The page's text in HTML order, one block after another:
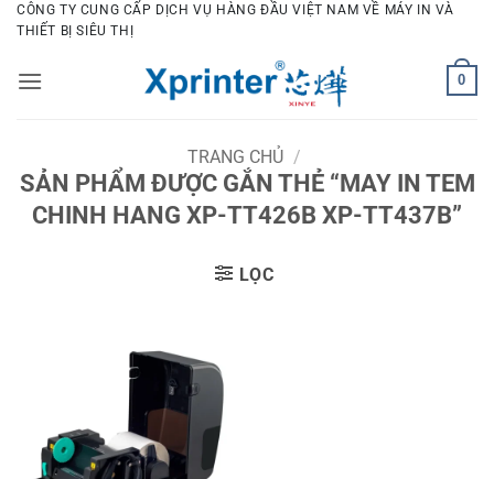
Bỏ
qua
dung
CÔNG TY CUNG CẤP DỊCH VỤ HÀNG ĐẦU VIỆT NAM VỀ MÁY IN VÀ
THIẾT BỊ SIÊU THỊ
0
TRANG CHỦ /
SẢN PHẨM ĐƯỢC GẮN THẺ “MAY IN TEM
CHINH HANG XP-TT426B XP-TT437B”
LỌC